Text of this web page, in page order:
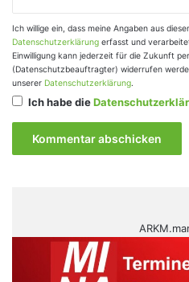
Ich willige ein, dass meine Angaben aus
Datenschutzerklärung erfasst und
Einwilligung kann jederzeit für die Zukunft
(Datenschutzbeauftragter) widerrufen
unserer Datenschutzerklärung.
Ich habe die